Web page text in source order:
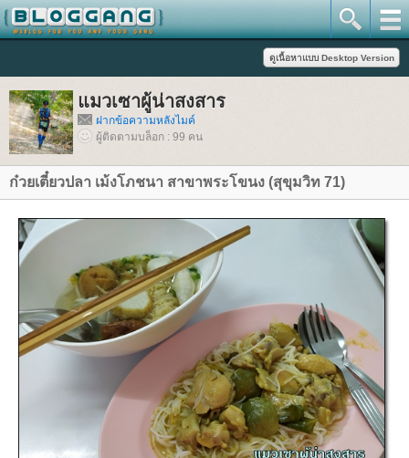
มวเซาผู้น่าสงสาร
ฝากข้อความหลังไมค์
ผู้ติดตามบล็อก : 99 คน
ก๋วยเตี๋ยวปลา เม้งโภชนา สาขาพระโขนง (สุขุมวิท 71)